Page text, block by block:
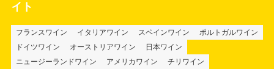
イト
フランスワイン イタリアワイン スペインワイン
ポルトガルワイン
ドイツワイン
オーストリアワイン
日本ワイン
ニュージーランドワイン
アメリカワイン チリワイン